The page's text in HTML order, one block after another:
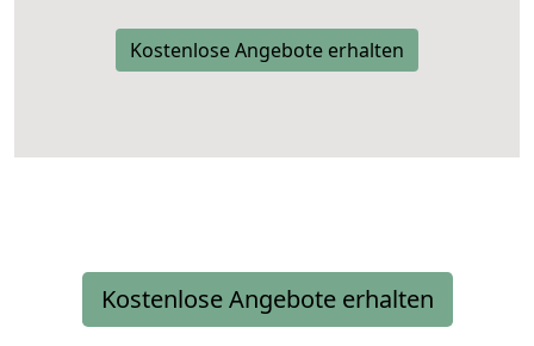
Kostenlose Angebote erhalten
Kostenlose Angebote erhalten